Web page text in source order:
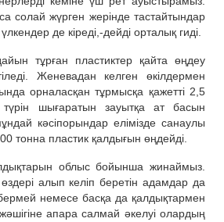
солай жүрген жерінде тастайтындар
де кіреді,-дейді орталық гиді.
тұрған пластиктер қайта өңдеу
Женевадан келген өкілдермен
орналасқан тұрмысқа қажетті 2,5
шығаратын зауытқа ат басын
кәсіпорындар елімізде санаулы
тонна пластик қалдығын өңдейді.
облыс бойынша жинаймыз.
алып келіп беретін адамдар да
немесе басқа да қалдықтармен
апара салмай әкелуі олардың